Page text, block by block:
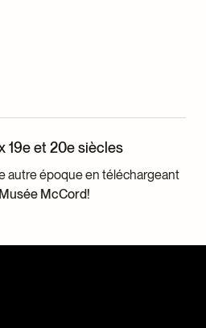
19e et 20e siècles
autre époque en téléchargeant
McCord!